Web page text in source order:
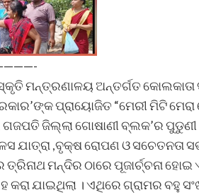
ମନ୍ତ୍ରଣାଳୟ ଅନ୍ତର୍ଗତ କୋଲକାତା
ପ୍ରାୟୋଜିତ “ମେରୀ ମିଟି
ଜିଲ୍ଲା ଗୋଷାଣୀ ବ୍ଲକ’ର
,ବୃକ୍ଷ ରୋପଣ ଓ ସଚେତନତା
ମନ୍ଦିର ଠାରେ ପୂଜାର୍ଚ୍ଚନା
କରା ଯାଇଥିଲା । ଏଥିରେ ଗ୍ରାମର ବହୁ